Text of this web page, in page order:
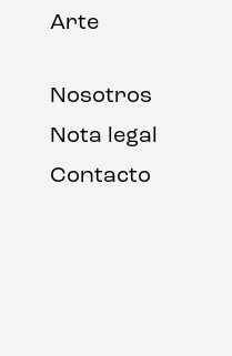
Arte
Nosotros
Nota legal
Contacto